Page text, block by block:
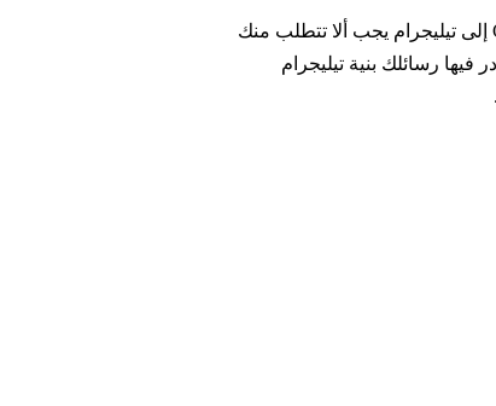
هذا ليس قيداً تقنياً، بل قرار تصميمي متعمّد. نحن نؤمن بأن إضافة قدرات CRM إلى تيليجرام يجب ألا تتطلب منك
رسائلك بنية تيليجرام